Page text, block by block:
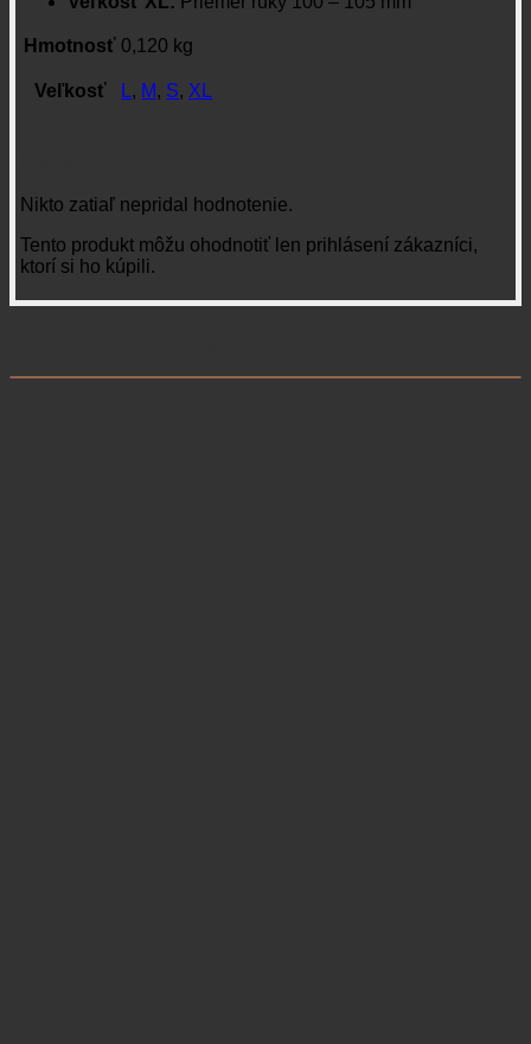
Hmotnosť 0,120 kg
Veľkosť L, M, S, XL
Nikto zatiaľ nepridal hodnotenie.
Tento produkt môžu ohodnotiť len prihlásení zákazníci,
ktorí si ho kúpili.